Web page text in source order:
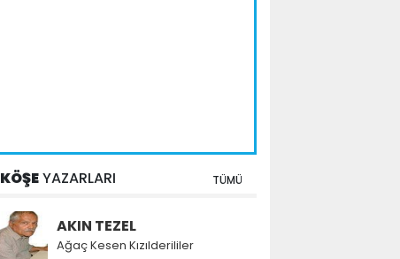
KÖŞEYAZARLARI TÜMÜ
AKIN TEZEL
Ağaç Kesen Kızılderililer